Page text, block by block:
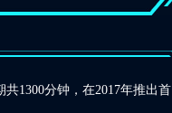
1300分钟，在2017年推出首